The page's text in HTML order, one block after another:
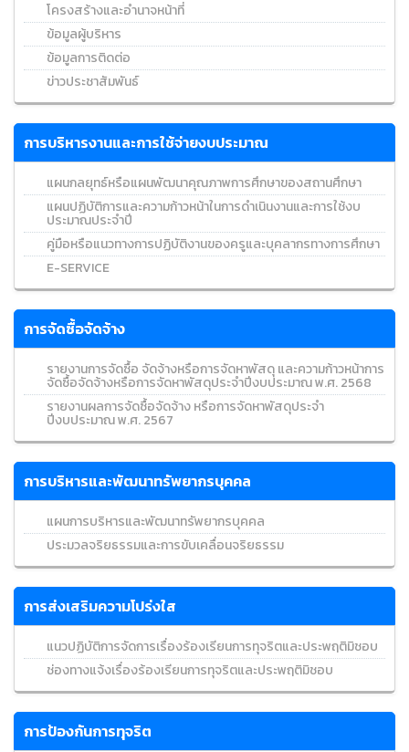
โครงสร้างและอำนาจหน้าที่
ข้อมูลผู้บริหาร
ข้อมูลการติดต่อ
ข่าวประชาสัมพันธ์
การบริหารงานและการใช้จ่ายงบประมาณ
แผนกลยุทธ์หรือแผนพัฒนาคุณภาพการศึกษาของสถานศึกษา
แผนปฏิบัติการและความก้าวหน้าในการดำเนินงานและการใช้งบ
ประมาณประจำปี
คู่มือหรือแนวทางการปฏิบัติงานของครูและบุคลากรทางการศึกษา
E-SERVICE
การจัดซื้อจัดจ้าง
รายงานการจัดซื้อ จัดจ้างหรือการจัดหาพัสดุ และความก้าวหน้าการ
จัดซื้อจัดจ้างหรือการจัดหาพัสดุประจำปีงบประมาณ พ.ศ. 2568
รายงานผลการจัดซื้อจัดจ้าง หรือการจัดหาพัสดุประจำ
ปีงบประมาณ พ.ศ. 2567
การบริหารและพัฒนาทรัพยากรบุคคล
แผนการบริหารและพัฒนาทรัพยากรบุคคล
ประมวลจริยธรรมและการขับเคลื่อนจริยธรรม
การส่งเสริมความโปร่งใส
แนวปฏิบัติการจัดการเรื่องร้องเรียนการทุจริตและประพฤติมิชอบ
ช่องทางแจ้งเรื่องร้องเรียนการทุจริตและประพฤติมิชอบ
การป้องกันการทุจริต